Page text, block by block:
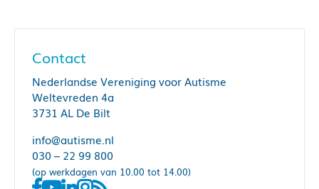
Contact
Nederlandse Vereniging voor Autisme
Weltevreden 4a
3731 AL De Bilt
info@autisme.nl
030 – 22 99 800
(op werkdagen van 10.00 tot 14.00)